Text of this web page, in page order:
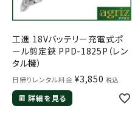
工進 18Vバッテリー充電式ポ
ール剪定鋏 PPD-1825P（レン
タル機）
日帰りレンタル料金 ¥3,850 税込
詳細を見る